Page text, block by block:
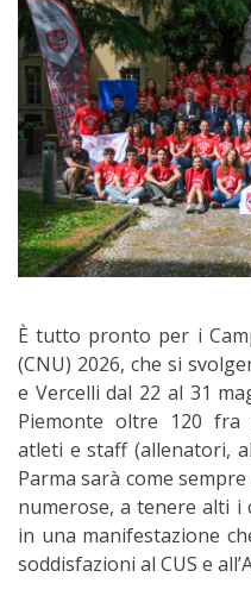
È tutto pronto per i
(CNU) 2026, che si
e Vercelli dal 22 al 31
Piemonte oltre 120 fra
atleti e staff (allenatori,
Parma sarà come
numerose, a tenere alti i
in una manifestazione
soddisfazioni al CUS e